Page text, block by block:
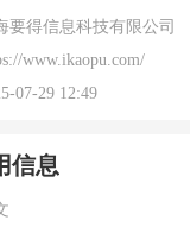
要得信息科技有限公司
www.ikaopu.com/
07-29 12:49
信息